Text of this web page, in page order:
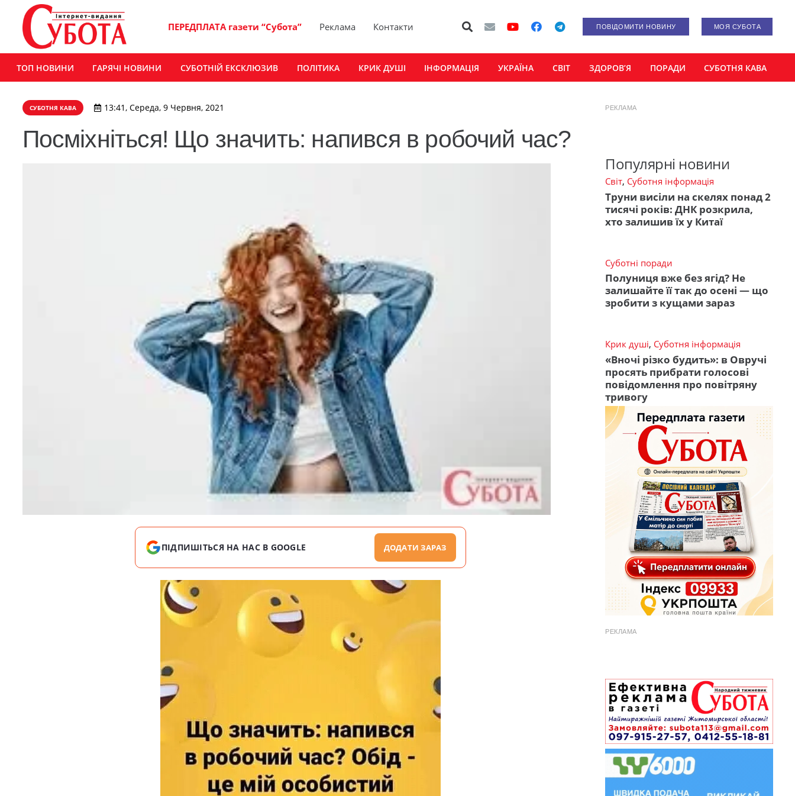
ПЕРЕДПЛАТА газети “Субота” Реклама Контакти ПОВІДОМИТИ НОВИНУ МОЯ СУБОТА
ТОП НОВИНИ ГАРЯЧІ НОВИНИ СУБОТНІЙ ЕКСКЛЮЗИВ ПОЛІТИКА КРИК ДУШІ ІНФОРМАЦІЯ УКРАЇНА СВІТ ЗДОРОВ’Я ПОРАДИ СУБОТНЯ КАВА
СУБОТНЯ КАВА 13:41, Середа, 9 Червня, 2021
Посміхніться! Що значить: напився в робочий час?
ПІДПИШІТЬСЯ НА НАС В GOOGLE ДОДАТИ ЗАРАЗ
РЕКЛАМА
Популярні новини
Світ, Суботня інформація
Труни висіли на скелях понад 2
тисячі років: ДНК розкрила,
хто залишив їх у Китаї
Суботні поради
Полуниця вже без ягід? Не
залишайте її так до осені — що
зробити з кущами зараз
Крик душі, Суботня інформація
«Вночі різко будить»: в Овручі
просять прибрати голосові
повідомлення про повітряну
тривогу
РЕКЛАМА